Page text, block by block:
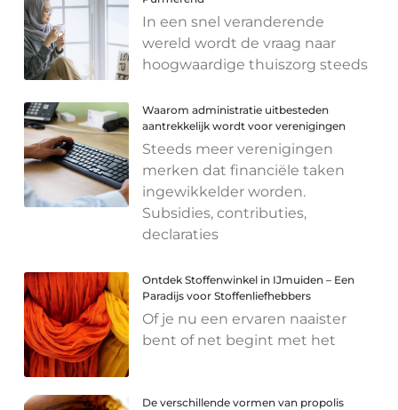
In een snel veranderende
wereld wordt de vraag naar
hoogwaardige thuiszorg steeds
Waarom administratie uitbesteden
aantrekkelijk wordt voor verenigingen
Steeds meer verenigingen
merken dat financiële taken
ingewikkelder worden.
Subsidies, contributies,
declaraties
Ontdek Stoffenwinkel in IJmuiden – Een
Paradijs voor Stoffenliefhebbers
Of je nu een ervaren naaister
bent of net begint met het
De verschillende vormen van propolis